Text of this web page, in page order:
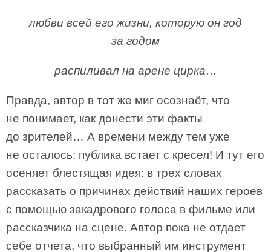
любви всей его жизни, которую он год
за годом
распиливал на арене цирка…
Правда, автор в тот же миг осознаёт, что
не понимает, как донести эти факты
до зрителей… А времени между тем уже
не осталось: публика встает с кресел! И тут его
осеняет блестящая идея: в трех словах
рассказать о причинах действий наших героев
с помощью закадрового голоса в фильме или
рассказчика на сцене. Автор пока не отдает
себе отчета, что выбранный им инструмент